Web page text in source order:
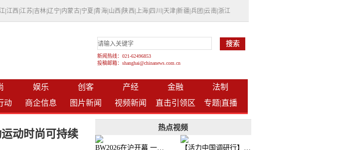
江西 江苏 吉林 |辽宁 内蒙古 宁夏 青海 山西 陕西 上海 四川 天津 |新疆 兵团 |云南 浙江
新闻热线：021-62496853
投稿邮箱：shanghai@chinanews.com.cn
娱乐 创客 产经 金融
法制
动 商企信息 图片新闻 视频新闻 直击引领区 专题|直播
动时尚可持续
热点视频
BW2026在沪开幕 一众次元品牌集中发布全新企划
【活力中国调研行】上海机器人研究院以技术标准撬动长三角智造协同